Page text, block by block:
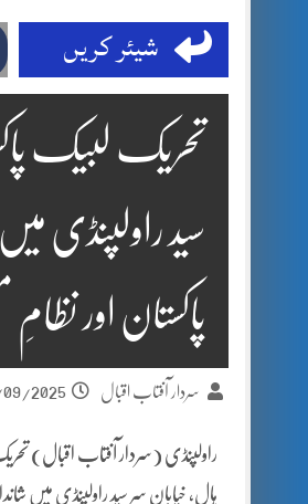
شیئر کریں
سید راولپنڈی
پاکستان اور
سردار آفتاب اقبال 09/2025